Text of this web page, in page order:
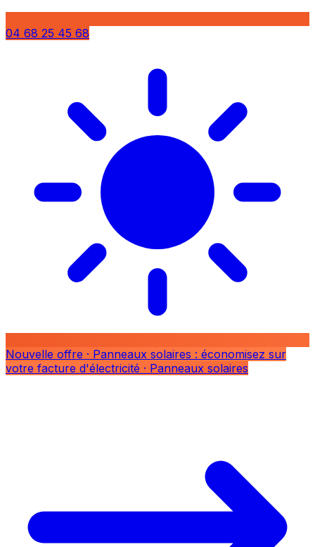
04 68 25 45 68
Nouvelle offre · Panneaux solaires : économisez sur
votre facture d'électricité · Panneaux solaires